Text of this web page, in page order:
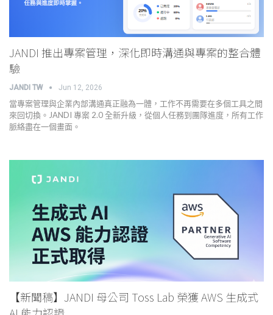
JANDI 推出專案管理，深化即時溝通與專案的整合體
驗
JANDI TW Jun 12, 2026
當專案管理與企業內部溝通真正融為一體，工作不再需要在多個工具之間
來回切換。JANDI 專案 2.0 全新升級，從個人任務到團隊進度，所有工作
脈絡盡在一個畫面。
【新聞稿】JANDI 母公司 Toss Lab 榮獲 AWS 生成式